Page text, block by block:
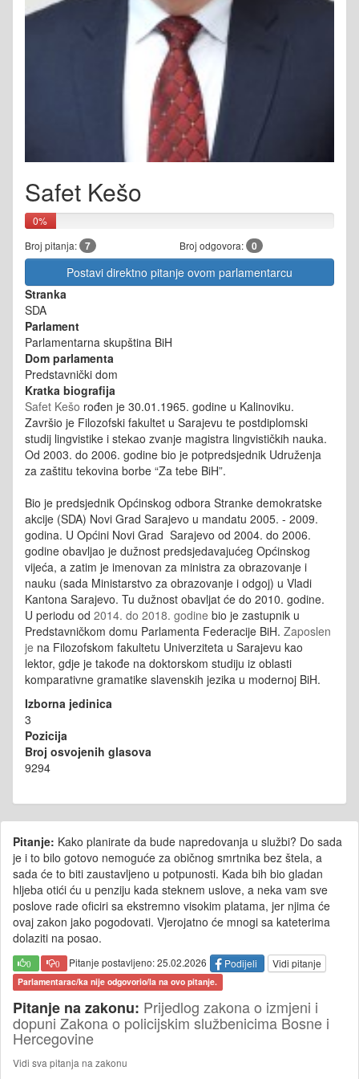
Safet Kešo
0%
Broj pitanja: 7 Broj odgovora: 0
Postavi direktno pitanje ovom parlamentarcu
Stranka
SDA
Parlament
Parlamentarna skupština BiH
Dom parlamenta
Predstavnički dom
Kratka biografija
Safet Kešo rođen je 30.01.1965. godine u Kalinoviku.
Završio je Filozofski fakultet u Sarajevu te postdiplomski
studij lingvistike i stekao zvanje magistra lingvističkih nauka.
Od 2003. do 2006. godine bio je potpredsjednik Udruženja
za zaštitu tekovina borbe “Za tebe BiH”.
Bio je predsjednik Općinskog odbora Stranke demokratske
akcije (SDA) Novi Grad Sarajevo u mandatu 2005. - 2009.
godina. U Općini Novi Grad Sarajevo od 2004. do 2006.
godine obavljao je dužnost predsjedavajućeg Općinskog
vijeća, a zatim je imenovan za ministra za obrazovanje i
nauku (sada Ministarstvo za obrazovanje i odgoj) u Vladi
Kantona Sarajevo. Tu dužnost obavljat će do 2010. godine.
U periodu od 2014. do 2018. godine bio je zastupnik u
Predstavničkom domu Parlamenta Federacije BiH. Zaposlen
je na Filozofskom fakultetu Univerziteta u Sarajevu kao
lektor, gdje je takođe na doktorskom studiju iz oblasti
komparativne gramatike slavenskih jezika u modernoj BiH.
Izborna jedinica
3
Pozicija
Broj osvojenih glasova
9294
Pitanje: Kako planirate da bude napredovanja u službi? Do sada
je i to bilo gotovo nemoguće za običnog smrtnika bez štela, a
sada će to biti zaustavljeno u potpunosti. Kada bih bio gladan
hljeba otići ću u penziju kada steknem uslove, a neka vam sve
poslove rade oficiri sa ekstremno visokim platama, jer njima će
ovaj zakon jako pogodovati. Vjerojatno će mnogi sa kateterima
dolaziti na posao.
0 0 Pitanje postavljeno: 25.02.2026 Podijeli Vidi pitanje
Parlamentarac/ka nije odgovorio/la na ovo pitanje.
Pitanje na zakonu: Prijedlog zakona o izmjeni i
dopuni Zakona o policijskim službenicima Bosne i
Hercegovine
Vidi sva pitanja na zakonu